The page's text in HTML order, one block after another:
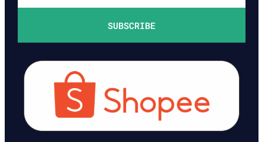
SUBSCRIBE